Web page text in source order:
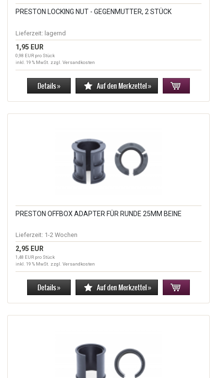
PRESTON LOCKING NUT - GEGENMUTTER, 2 STÜCK
Lieferzeit: lagernd
1,95 EUR
0,98 EUR pro Stück
inkl. 19 % MwSt. zzgl. Versandkosten
PRESTON OFFBOX ADAPTER FÜR RUNDE 25MM BEINE
Lieferzeit: 1-2 Wochen
2,95 EUR
1,48 EUR pro Stück
inkl. 19 % MwSt. zzgl. Versandkosten